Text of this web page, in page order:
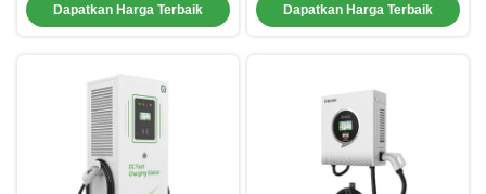
pengisian listrik rumah DC
Dapatkan Harga Terbaik
Dapat Dikustomisasi
Dapatkan Harga Terbaik